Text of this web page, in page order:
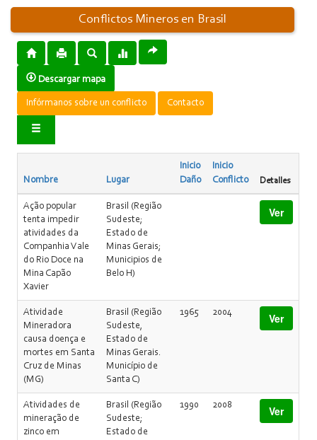
Conflictos Mineros en Brasil
Descargar mapa
Infórmanos sobre un conflicto Contacto
Nombre Lugar
Inicio
Daño
Inicio
Conflicto
Detalles
Ação popular
tenta impedir
atividades da
Companhia Vale
do Rio Doce na
Mina Capão
Xavier
Brasil (Região
Sudeste;
Estado de
Minas Gerais;
Municipios de
Belo H)
Ver
Atividade
Mineradora
causa doença e
mortes em Santa
Cruz de Minas
(MG)
Brasil (Região
Sudeste,
Estado de
Minas Gerais.
Município de
Santa C)
1965 2004 Ver
Atividades de
mineração de
zinco em
Brasil (Região
Sudeste;
Estado de
1990 2008 Ver